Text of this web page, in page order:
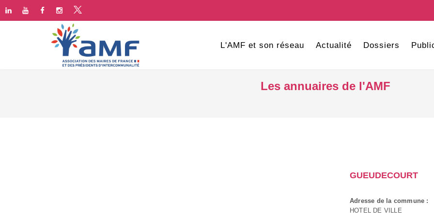
L'AMF et son réseau Actualité Dossiers
Les annuaires de l'AMF
GUEUDECOURT
Adresse de la commune :
HOTEL DE VILLE